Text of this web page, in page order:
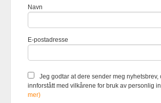
Foretaksregisteret
du får en bedre kjøpsopplevelse
bruker cookies hovedsaklig til
hva du har puttet i
din. Fortsett å bruke siden som
Navn
E-postadresse
Jeg godtar at dere sender meg nyhetsbrev,
innforstått med vilkårene for bruk av personlig
mer)